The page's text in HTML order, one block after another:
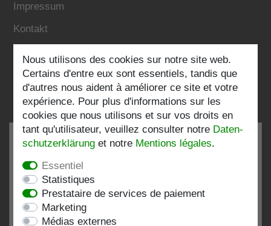
Impressum
Kontakt
Folgen Sie uns:
de 198 Évaluations
chez:shopvote.de, Amazon
Nous utilisons des cookies sur notre site web.
Certains d'entre eux sont essentiels, tandis que
d'autres nous aident à améliorer ce site et votre
expérience. Pour plus d'informations sur les
cookies que nous utilisons et sur vos droits en
tant qu'utilisateur, veuillez consulter notre Daten­
schutz­erklärung et notre Mentions légales.
Essentiel
Statistiques
Prestataire de services de paiement
Marketing
Médias externes